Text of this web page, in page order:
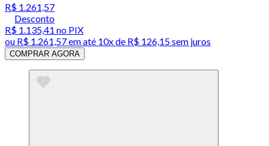
R$ 1.261,57
Desconto
R$ 1.135,41 no PIX
ou R$ 1.261,57em até 10x de R$ 126,15 sem juros
COMPRAR AGORA